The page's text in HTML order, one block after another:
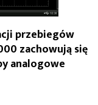
przebiegów
zachowują się
analogowe